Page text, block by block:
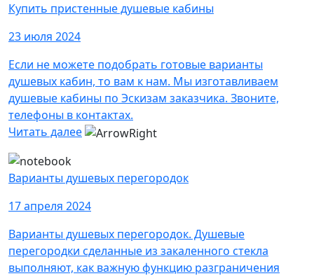
Купить пристенные душевые кабины
23 июля 2024
Если не можете подобрать готовые варианты
душевых кабин, то вам к нам. Мы изготавливаем
душевые кабины по Эскизам заказчика. Звоните,
телефоны в контактах.
Читать далее
Варианты душевых перегородок
17 апреля 2024
Варианты душевых перегородок. Душевые
перегородки сделанные из закаленного стекла
выполняют, как важную функцию разграничения